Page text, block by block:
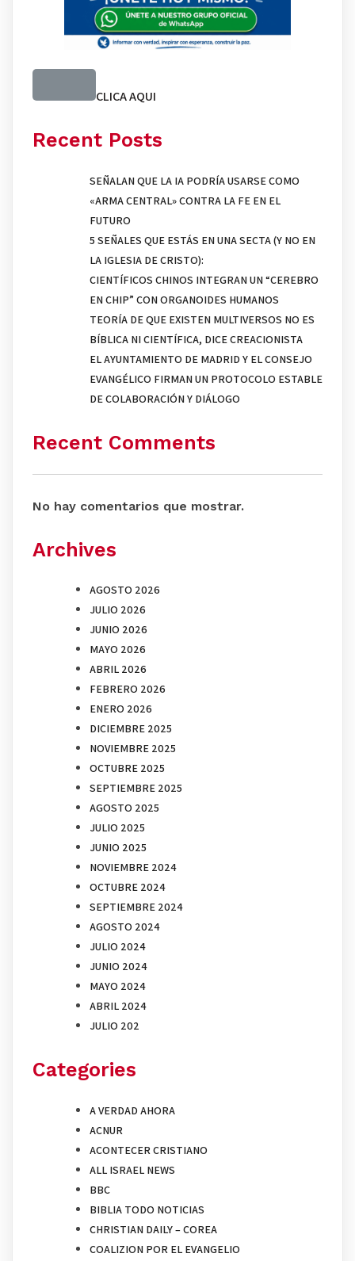
CLICA AQUI
Recent Posts
SEÑALAN QUE LA IA PODRÍA USARSE COMO
«ARMA CENTRAL» CONTRA LA FE EN EL
FUTURO
5 SEÑALES QUE ESTÁS EN UNA SECTA (Y NO EN
LA IGLESIA DE CRISTO):
CIENTÍFICOS CHINOS INTEGRAN UN “CEREBRO
EN CHIP” CON ORGANOIDES HUMANOS
TEORÍA DE QUE EXISTEN MULTIVERSOS NO ES
BÍBLICA NI CIENTÍFICA, DICE CREACIONISTA
EL AYUNTAMIENTO DE MADRID Y EL CONSEJO
EVANGÉLICO FIRMAN UN PROTOCOLO ESTABLE
DE COLABORACIÓN Y DIÁLOGO
Recent Comments
No hay comentarios que mostrar.
Archives
AGOSTO 2026
JULIO 2026
JUNIO 2026
MAYO 2026
ABRIL 2026
FEBRERO 2026
ENERO 2026
DICIEMBRE 2025
NOVIEMBRE 2025
OCTUBRE 2025
SEPTIEMBRE 2025
AGOSTO 2025
JULIO 2025
JUNIO 2025
NOVIEMBRE 2024
OCTUBRE 2024
SEPTIEMBRE 2024
AGOSTO 2024
JULIO 2024
JUNIO 2024
MAYO 2024
ABRIL 2024
JULIO 202
Categories
A VERDAD AHORA
ACNUR
ACONTECER CRISTIANO
ALL ISRAEL NEWS
BBC
BIBLIA TODO NOTICIAS
CHRISTIAN DAILY – COREA
COALIZION POR EL EVANGELIO